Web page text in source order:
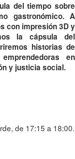
del tiempo sobre
gastronómico. A
con impresión 3D y
la cápsula del
historias de
en
y justicia social.
de 17:15 a 18:00.